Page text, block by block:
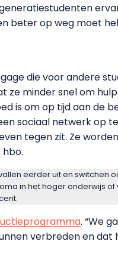
beter op weg moet
die voor andere
ze minder snel om
is om op tijd aan de
sociaal netwerk op
tegen zit. Ze
eerder uit en switchen
in het hoger onderwijs
. “We
verbreden en